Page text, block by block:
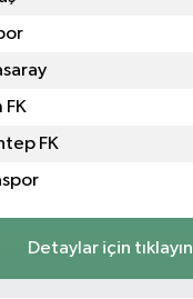
FK
FK
Detaylar için tıklayın